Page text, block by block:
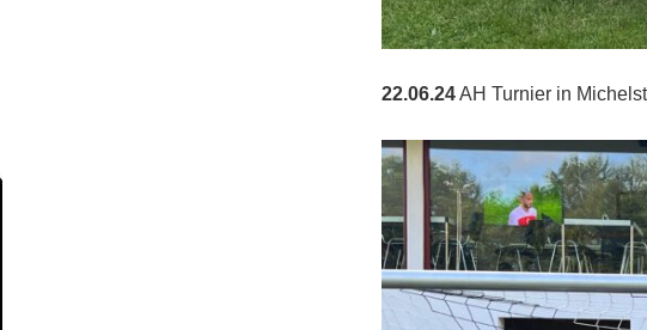
22.06.24AH Turnier in